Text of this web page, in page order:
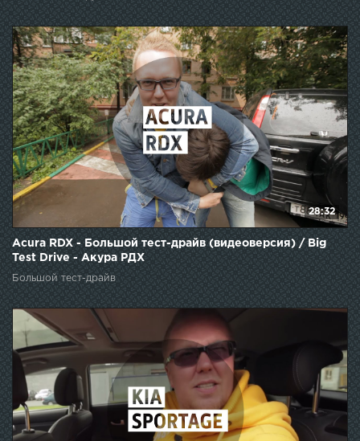
28:32
Acura RDX - Большой тест-драйв (видеоверсия) / Big
Test Drive - Акура РДХ
Большой тест-драйв